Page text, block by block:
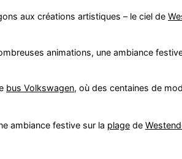
aux créations artistiques – le ciel de
animations, une ambiance
bus Volkswagen, où des centaines de
ambiance festive sur la plagede